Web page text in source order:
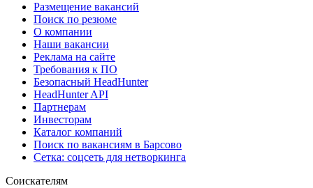
Размещение вакансий
Поиск по резюме
О компании
Наши вакансии
Реклама на сайте
Требования к ПО
Безопасный HeadHunter
HeadHunter API
Партнерам
Инвесторам
Каталог компаний
Поиск по вакансиям в Барсово
Сетка: соцсеть для нетворкинга
Соискателям